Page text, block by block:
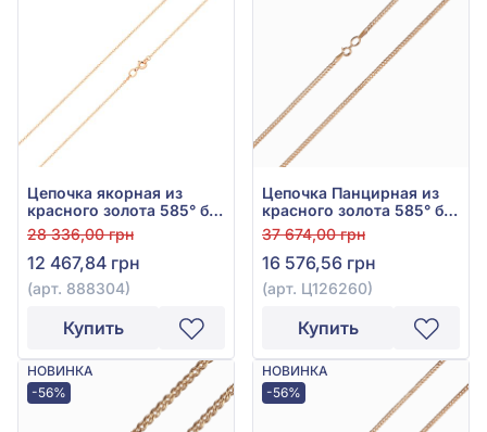
Цепочка якорная из
красного золота 585° без
вставки, арт. 888304
28 336,00 грн
12 467,84 грн
(арт. 888304)
Купить
Цепочка Панцирная из
красного золота 585° без
вставки, арт. Ц126260
37 674,00 грн
16 576,56 грн
(арт. Ц126260)
Купить
НОВИНКА
-56%
НОВИНКА
-56%